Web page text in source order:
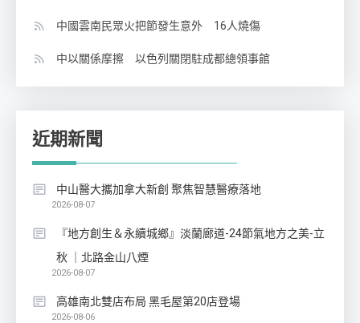
中國雲南民眾火把節發生意外 16人燒傷
中以關係摩擦 以色列關閉駐成都總領事館
近期新聞
中山醫大攜加拿大新創 聚焦智慧醫療落地
2026-08-07
『地方創生＆永續城鄉』淡蘭廊道-24節氣地方之美-立
秋 ｜北路金山八煙
2026-08-07
高雄南北雙店布局 黑毛屋第20店登場
2026-08-06